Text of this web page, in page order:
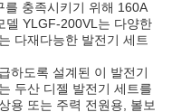
를 충족시키기 위해 160A
델 YLGF-200VL는 다양한
다재다능한 발전기 세트
하도록 설계된 이 발전기
두산 디젤 발전기 세트를
용 또는 주력 전원용, 볼보